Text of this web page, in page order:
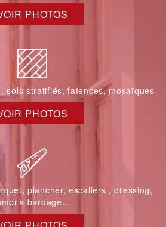
PHOTOS
sols stratifiés, faïences, mosaïques
PHOTOS
plancher, escaliers , dressing,
bardage...